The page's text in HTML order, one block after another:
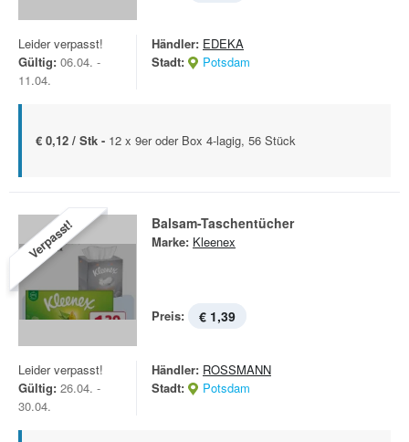
Leider verpasst!
Gültig: 06.04. -
11.04.
Händler: EDEKA
Stadt:
Potsdam
€ 0,12 / Stk - 12 x 9er oder Box 4-lagig, 56 Stück
Verpasst! Balsam-Taschentücher
Marke: Kleenex
Preis: € 1,39
Leider verpasst!
Gültig: 26.04. -
30.04.
Händler: ROSSMANN
Stadt:
Potsdam